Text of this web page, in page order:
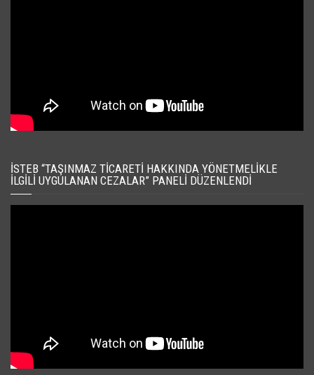
İSTEB “TAŞINMAZ TICARETI HAKKINDA YÖNETMELIKLE
İLGILI UYGULANAN CEZALAR” PANELI DÜZENLENDI